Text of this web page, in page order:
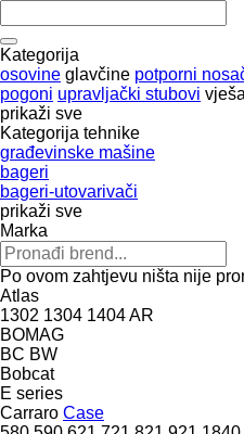
Kategorija
osovine glavčine potporni
pogoni upravljački stubovi
prikaži sve
Kategorija tehnike
građevinske mašine
bageri
bageri-utovarivači
prikaži sve
Marka
Po ovom zahtjevu ništa nije
Atlas
1302 1304 1404AR
BOMAG
BC BW
Bobcat
E series
Carraro Case